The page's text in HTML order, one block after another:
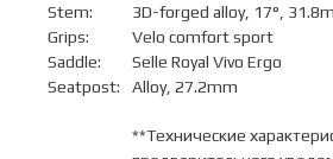
Stem:
3D-forged alloy, 17°,
Grips:
Velo comfort sport
Saddle:
Selle Royal Vivo Ergo
Seatpost:
Alloy, 27.2mm
**Технические